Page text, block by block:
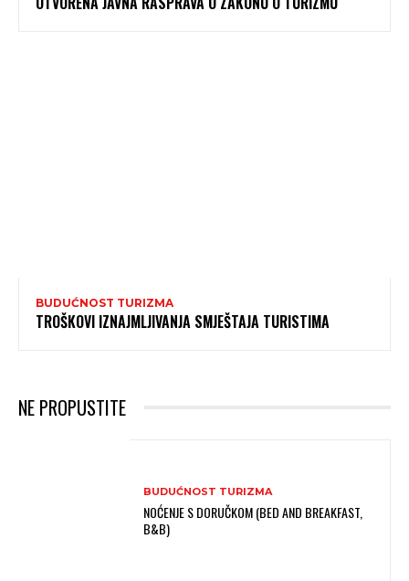
BUDUĆNOST TURIZMA
TROŠKOVI IZNAJMLJIVANJA SMJEŠTAJA TURISTIMA
NE PROPUSTITE
BUDUĆNOST TURIZMA
NOĆENJE S DORUČKOM (BED AND BREAKFAST,
B&B)